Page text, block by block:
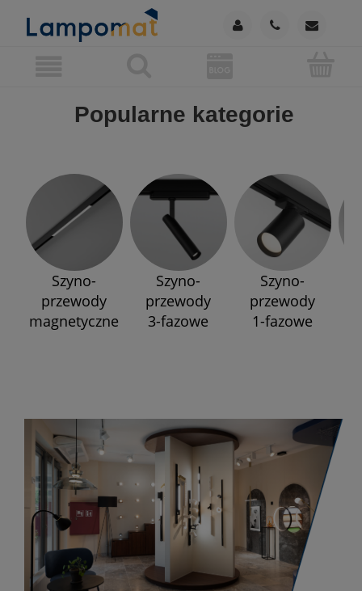
Popularne kategorie
Szyno-
przewody
magnetyczne
Szyno-
przewody
3-fazowe
Szyno-
przewody
1-fazowe